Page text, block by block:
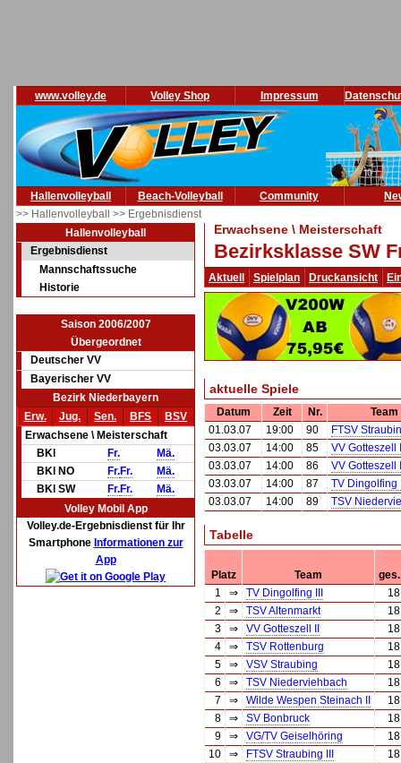
www.volley.de Volley Shop Impressum
Hallenvolleyball Beach-Volleyball Community
>> Hallenvolleyball >> Ergebnisdienst
Hallenvolleyball
Ergebnisdienst
Mannschaftssuche
Historie
Saison 2006/2007
Übergeordnet
Deutscher VV
Bayerischer VV
Bezirk Niederbayern
Erw.
Jug. Sen. BFS
BSV
Erwachsene \ Meisterschaft
BKl
Fr.
Mä.
BKl NO
Fr.Fr.
Mä.
BKl SW
Fr.Fr.
Mä.
Volley Mobil App
Volley.de-Ergebnisdienst für Ihr
Smartphone Informationen zur
App
Erwachsene \ Meisterschaft
Bezirksklasse SW
Aktuell Spielplan Druckansicht
aktuelle Spiele
Datum Zeit Nr.
Team
01.03.07
19:00 90
FTSV
03.03.07
14:00 85
VV Gotteszell
03.03.07
14:00 86
VV Gotteszell
03.03.07
14:00 87
TV Dingolfing
03.03.07
14:00 89 TSV
Tabelle
Platz Team
ges.
1
⇒ TV Dingolfing III
18
2
⇒ TSV Altenmarkt
18
3
⇒ VV Gotteszell II
18
4
⇒ TSV Rottenburg
18
5
⇒ VSV Straubing
18
6
⇒ TSV Niederviehbach
18
7
⇒ Wilde Wespen Steinach II
18
8
⇒ SV Bonbruck
18
9
⇒ VG/TV Geiselhöring
18
10
⇒ FTSV Straubing III 18